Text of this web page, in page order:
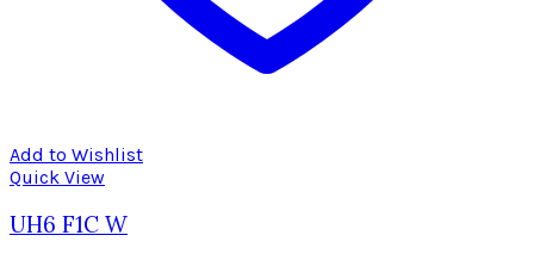
Add to Wishlist
Quick View
UH6 F1C W